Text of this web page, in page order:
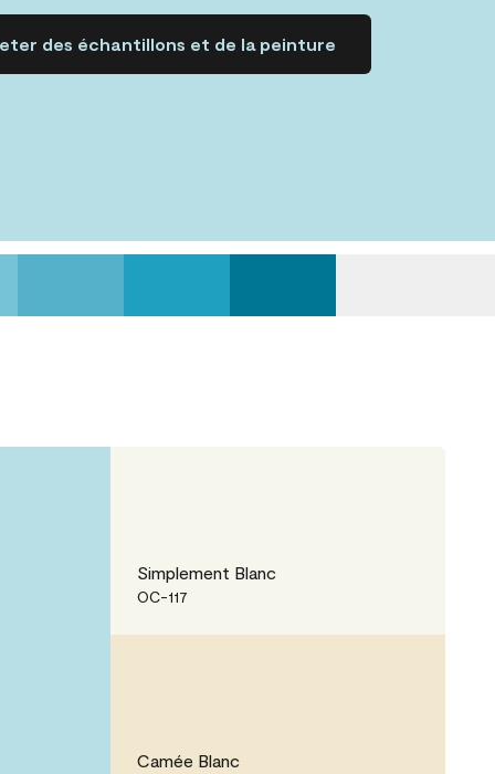
des échantillons et de la peinture
Simplement Blanc
OC-117
Camée Blanc